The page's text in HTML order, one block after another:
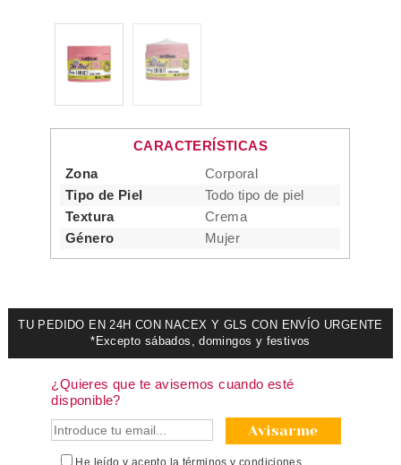
CARACTERÍSTICAS
Zona
Corporal
Tipo de Piel
Todo tipo de piel
Textura
Crema
Género
Mujer
TU PEDIDO EN 24H CON NACEX Y GLS CON ENVÍO URGENTE
*Excepto sábados, domingos y festivos
¿Quieres que te avisemos cuando esté
disponible?
Avisarme
He leído y acepto la términos y condiciones